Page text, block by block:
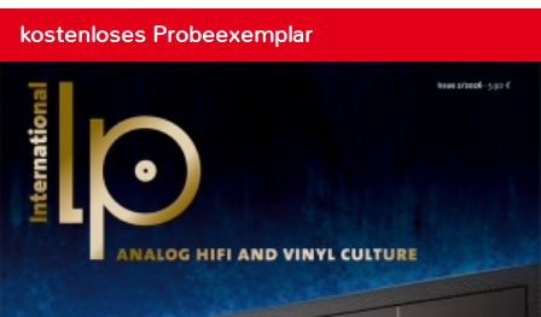
kostenloses Probeexemplar